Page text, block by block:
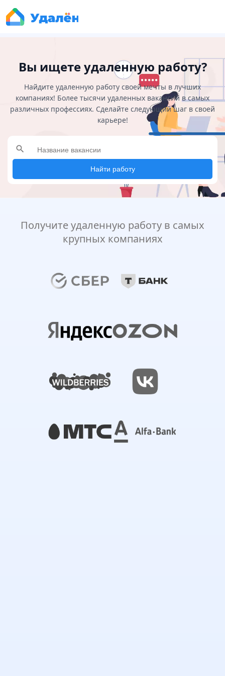
Вы ищете удаленную работу?
Найдите удаленную работу своей мечты в лучших
компаниях! Более тысячи удаленных вакансий в самых
различных профессиях. Сделайте следующий шаг в своей
карьере!
search
Найти работу
Получите удаленную работу в самых
крупных компаниях